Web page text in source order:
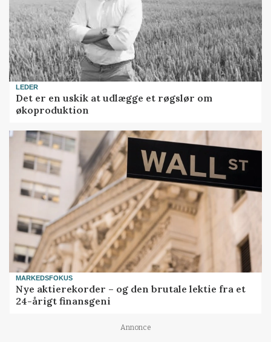
LEDER
Det er en uskik at udlægge et røgslør om
økoproduktion
MARKEDSFOKUS
Nye aktierekorder – og den brutale lektie fra et
24-årigt finansgeni
Annonce